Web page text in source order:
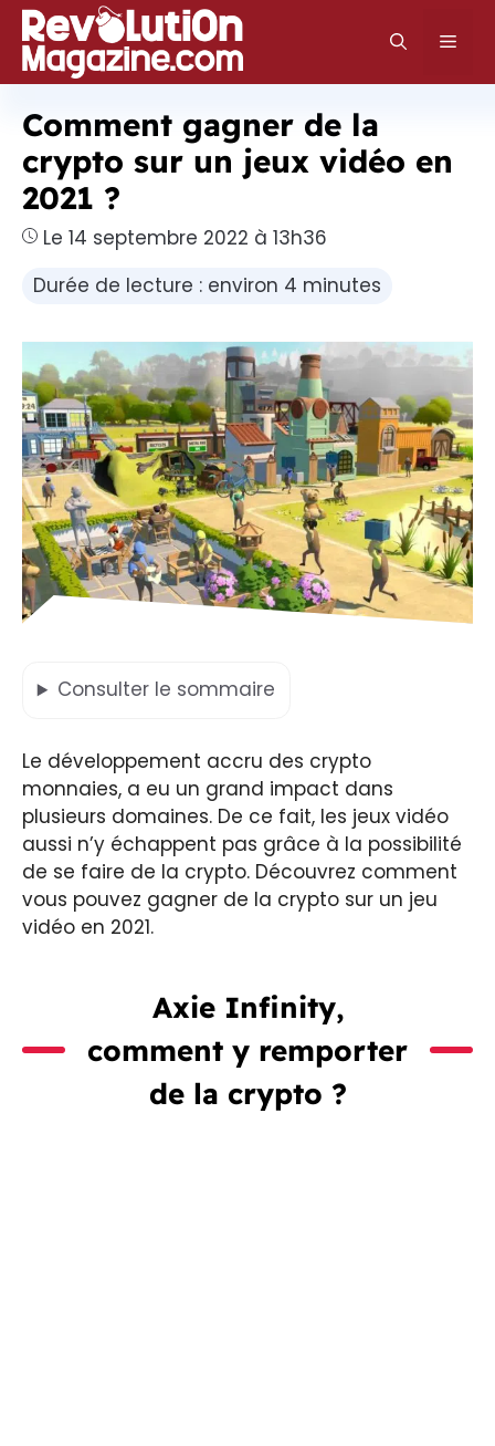
Aller
au
contenu
Comment gagner de la
crypto sur un jeux vidéo en
2021 ?
Le 14 septembre 2022 à 13h36
Durée de lecture : environ 4 minutes
Consulter le sommaire
Le développement accru des crypto
monnaies, a eu un grand impact dans
plusieurs domaines. De ce fait, les jeux vidéo
aussi n’y échappent pas grâce à la possibilité
de se faire de la crypto. Découvrez comment
vous pouvez gagner de la crypto sur un jeu
vidéo en 2021.
Axie Infinity,
comment y remporter
de la crypto ?